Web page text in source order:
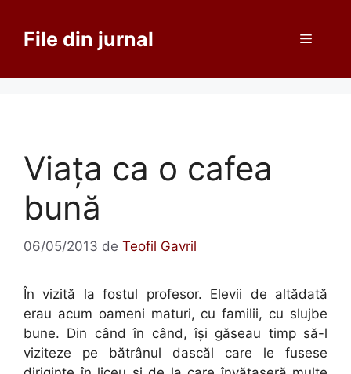
conținutFile din jurnal Meniu
Viaţa ca o cafea
bună
06/05/2013 de Teofil Gavril
În vizită la fostul profesor. Elevii de altădată
erau acum oameni maturi, cu familii, cu slujbe
bune. Din când în când, îşi găseau timp să-l
viziteze pe bătrânul dascăl care le fusese